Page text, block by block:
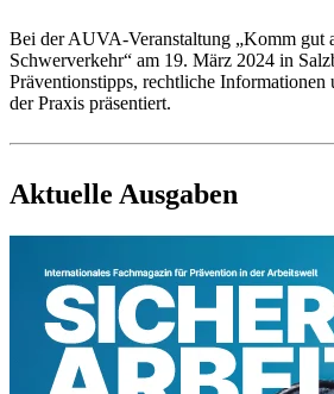
Bei der AUVA-Veranstaltung „Komm gut
Schwerverkehr“ am 19. März 2024 in
Präventionstipps, rechtliche Informationen
der Praxis präsentiert.
Aktuelle Ausgaben